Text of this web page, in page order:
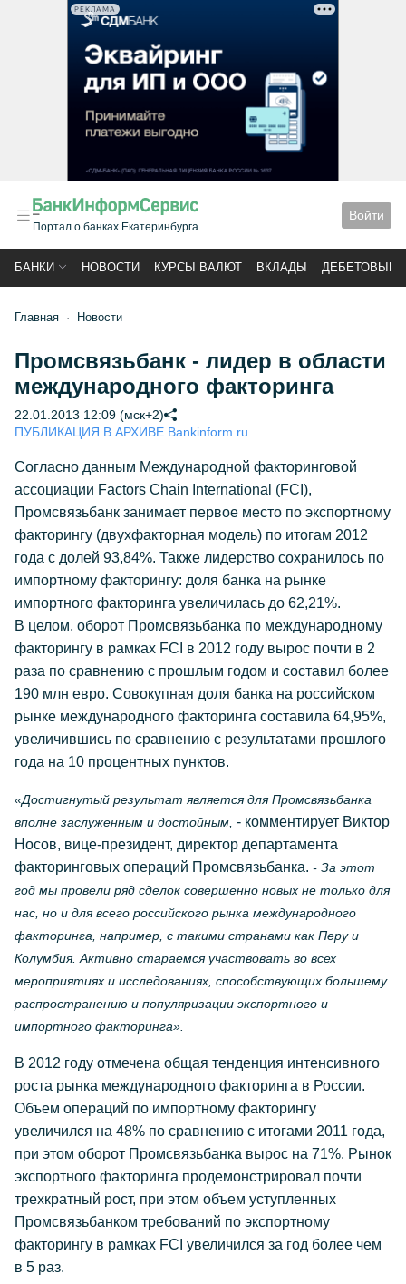
РЕКЛАМА
Портал о банках Екатеринбурга
Войти
БАНКИ НОВОСТИ КУРСЫ ВАЛЮТ ВКЛАДЫ ДЕБЕТОВЫЕ
Главная Новости
Промсвязьбанк - лидер в области
международного факторинга
22.01.2013 12:09 (мск+2)
ПУБЛИКАЦИЯ В АРХИВЕ Bankinform.ru
Согласно данным Международной факторинговой
ассоциации Factors Chain International (FCI),
Промсвязьбанк занимает первое место по экспортному
факторингу (двухфакторная модель) по итогам 2012
года с долей 93,84%. Также лидерство сохранилось по
импортному факторингу: доля банка на рынке
импортного факторинга увеличилась до 62,21%.
В целом, оборот Промсвязьбанка по международному
факторингу в рамках FCI в 2012 году вырос почти в 2
раза по сравнению с прошлым годом и составил более
190 млн евро. Совокупная доля банка на российском
рынке международного факторинга составила 64,95%,
увеличившись по сравнению с результатами прошлого
года на 10 процентных пунктов.
«Достигнутый результат является для Промсвязьбанка
вполне заслуженным и достойным, - комментирует Виктор
Носов, вице-президент, директор департамента
факторинговых операций Промсвязьбанка. - За этот
год мы провели ряд сделок совершенно новых не только для
нас, но и для всего российского рынка международного
факторинга, например, с такими странами как Перу и
Колумбия. Активно стараемся участвовать во всех
мероприятиях и исследованиях, способствующих большему
распространению и популяризации экспортного и
импортного факторинга».
В 2012 году отмечена общая тенденция интенсивного
роста рынка международного факторинга в России.
Объем операций по импортному факторингу
увеличился на 48% по сравнению с итогами 2011 года,
при этом оборот Промсвязьбанка вырос на 71%. Рынок
экспортного факторинга продемонстрировал почти
трехкратный рост, при этом объем уступленных
Промсвязьбанком требований по экспортному
факторингу в рамках FCI увеличился за год более чем
в 5 раз.